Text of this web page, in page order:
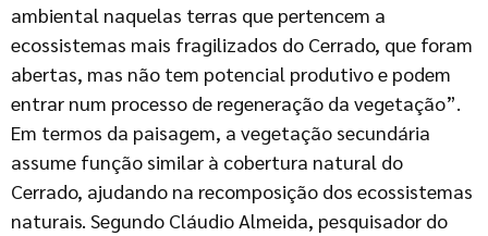
ambiental naquelas terras que pertencem a
ecossistemas mais fragilizados do Cerrado, que foram
abertas, mas não tem potencial produtivo e podem
entrar num processo de regeneração da vegetação”.
Em termos da paisagem, a vegetação secundária
assume função similar à cobertura natural do
Cerrado, ajudando na recomposição dos ecossistemas
naturais. Segundo Cláudio Almeida, pesquisador do